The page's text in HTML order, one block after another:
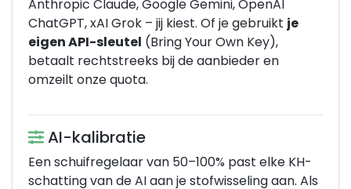
Anthropic Claude, Google Gemini, OpenAI
ChatGPT, xAI Grok – jij kiest. Of je gebruikt je
eigen API-sleutel (Bring Your Own Key),
betaalt rechtstreeks bij de aanbieder en
omzeilt onze quota.
AI-kalibratie
Een schuifregelaar van 50–100% past elke KH-
schatting van de AI aan je stofwisseling aan. Als